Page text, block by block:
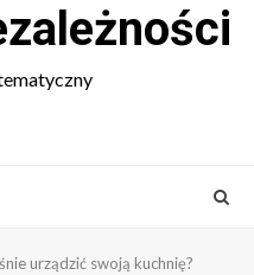
urządzić swoją kuchnię?